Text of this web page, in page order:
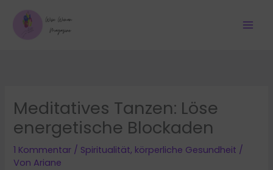
Inhalt
springen
Meditatives Tanzen: Löse
energetische Blockaden
1 Kommentar / Spiritualität, körperliche Gesundheit /
Von Ariane